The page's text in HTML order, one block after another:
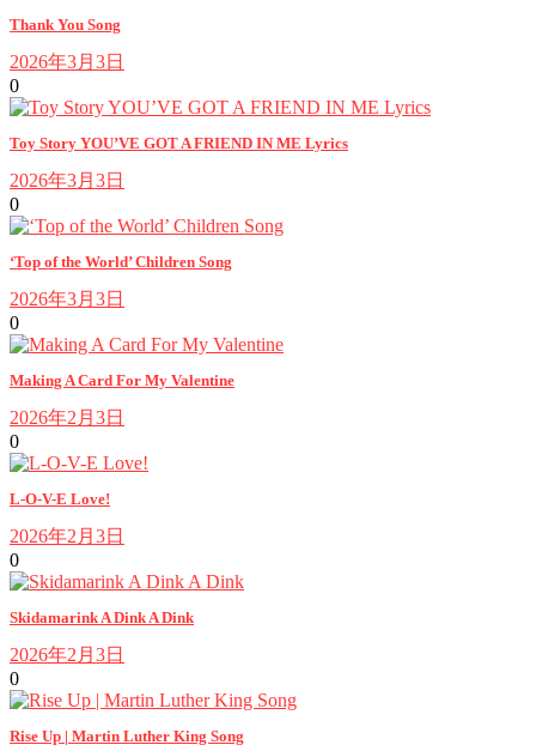
Thank You Song
2026年3月3日
0
Toy Story YOU’VE GOT A FRIEND IN ME Lyrics
2026年3月3日
0
‘Top of the World’ Children Song
2026年3月3日
0
Making A Card For My Valentine
2026年2月3日
0
L-O-V-E Love!
2026年2月3日
0
Skidamarink A Dink A Dink
2026年2月3日
0
Rise Up | Martin Luther King Song